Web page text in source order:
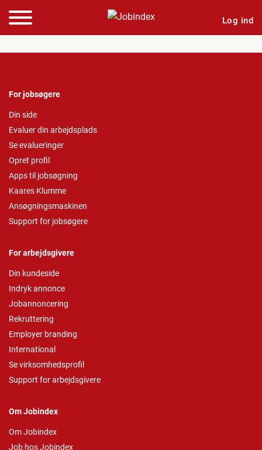
Log ind
For jobsøgere
Din side
Evaluer din arbejdsplads
Se evalueringer
Opret profil
Apps til jobsøgning
Kaares Klumme
Ansøgningsmaskinen
Support for jobsøgere
For arbejdsgivere
Din kundeside
Indryk annonce
Jobannoncering
Rekruttering
Employer branding
International
Se virksomhedsprofil
Support for arbejdsgivere
Om Jobindex
Om Jobindex
Job hos Jobindex